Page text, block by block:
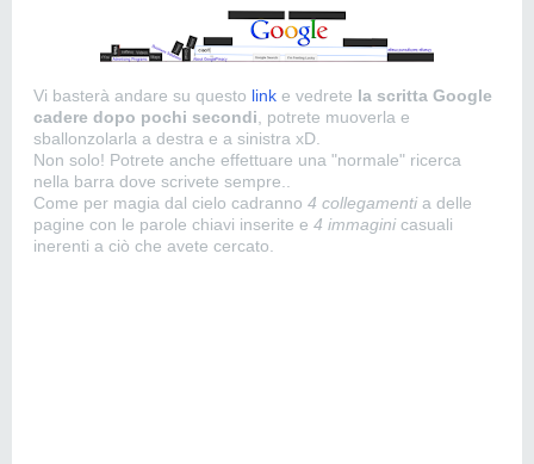
Vi basterà andare su questo link e vedrete la scritta Google
cadere dopo pochi secondi, potrete muoverla e
sballonzolarla a destra e a sinistra xD.
Non solo! Potrete anche effettuare una "normale" ricerca
nella barra dove scrivete sempre..
Come per magia dal cielo cadranno 4 collegamentia delle
pagine con le parole chiavi inserite e 4 immaginicasuali
inerenti a ciò che avete cercato.